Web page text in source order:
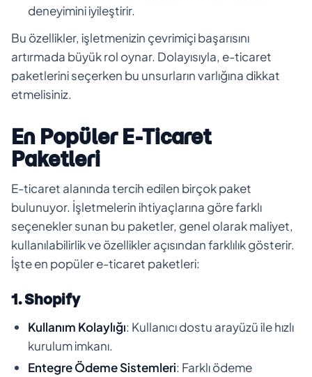
deneyimini iyileştirir.
Bu özellikler, işletmenizin çevrimiçi başarısını
artırmada büyük rol oynar. Dolayısıyla, e-ticaret
paketlerini seçerken bu unsurların varlığına dikkat
etmelisiniz.
En Popüler E-Ticaret
Paketleri
E-ticaret alanında tercih edilen birçok paket
bulunuyor. İşletmelerin ihtiyaçlarına göre farklı
seçenekler sunan bu paketler, genel olarak maliyet,
kullanılabilirlik ve özellikler açısından farklılık gösterir.
İşte en popüler e-ticaret paketleri:
1. Shopify
Kullanım Kolaylığı: Kullanıcı dostu arayüzü ile hızlı
kurulum imkanı.
Entegre Ödeme Sistemleri: Farklı ödeme